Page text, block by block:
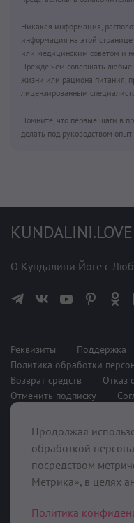
Никакая информация,
информация на этой
или медицинским советом и
Прежде чем совершать любые
жизни или рациона питания,
лицензированным
Помните, что первые шаги в
делать под руководством
KUNDALINI.LOVE
О Кундалини Йоге с
Реквизиты Поддержка
Политика обработки
Возврат средств
Отказ
Отменить подписку
Продолжая
обработкой
посредством
Метрика», в целях
Политика